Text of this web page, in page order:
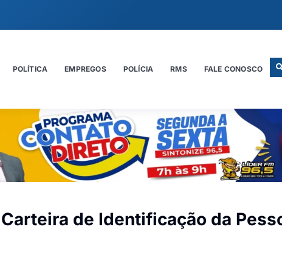
POLÍTICA EMPREGOS POLÍCIA RMS FALE CONOSCO
de Identificação da